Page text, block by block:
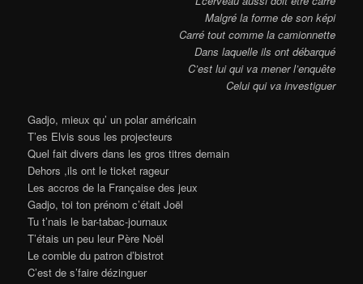
Malgré la forme de son képi
Carré tout comme la camionnette
Dans laquelle ils ont débarqué
C’est lui qui va mener l’enquête
Celui qui va investiguer
Gadjo, mieux qu’ un polar américain
T’es Elvis sous les projecteurs
Quel fait divers dans les gros titres demain
Dehors ,ils ont le ticket rageur
Les accros de la Française des jeux
Gadjo, toi ton prénom c’était Joël
Tu t’nais le bar-tabac-journaux
T’étais un peu leur Père Noël
Le comble du patron d’bistrot
C’est de s’faire dézinguer